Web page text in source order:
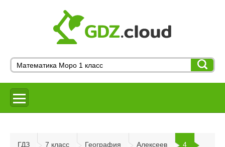
ГДЗ 7 класс География Алексеев 4